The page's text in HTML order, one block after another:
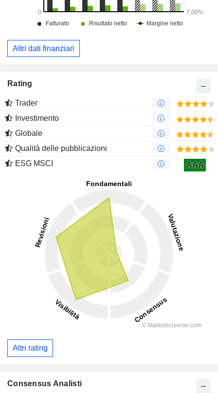
Altri dati finanziari
Rating
Trader
Investimento
Globale
Qualità delle pubblicazioni
ESG MSCI
AAA
Altri rating
Consensus Analisti